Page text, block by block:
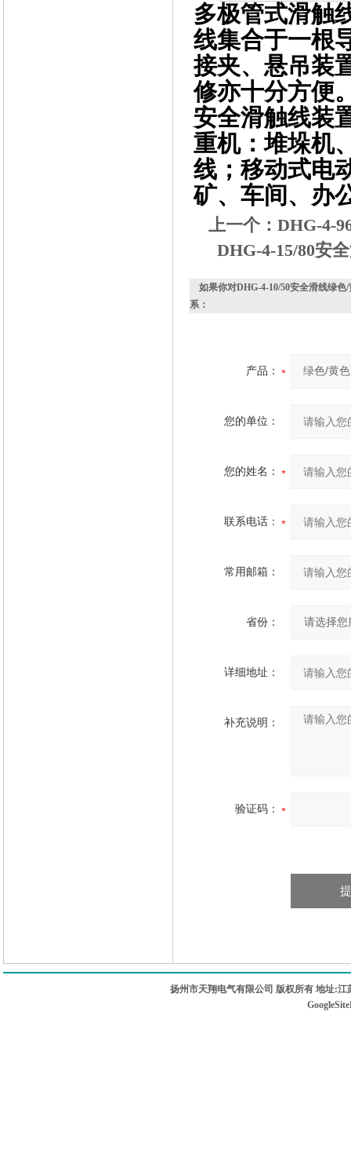
多极管式滑触
线集合于一根
接夹、悬吊装
修亦十分方便
安全滑触线装
重机：堆垛机
线；移动式电
矿、车间、办
上一个： DHG-4-
DHG-4-15/80安
如果你对DHG-4-10/50安全滑线绿
系：
产品：
您的单位：
您的姓名：
联系电话：
常用邮箱：
省份：
详细地址：
补充说明：
验证码：
扬州市天翔电气有限公司 版权所有 地址: